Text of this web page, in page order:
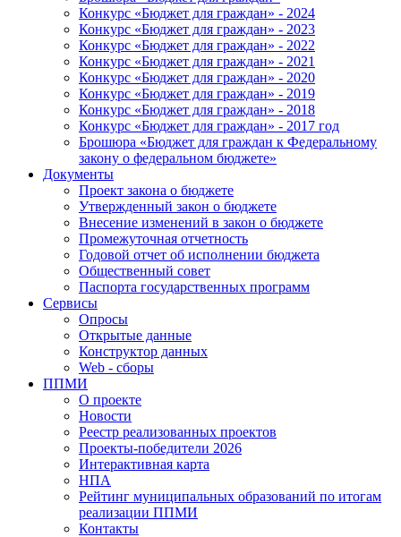
Конкурс «Бюджет для граждан» - 2024
Конкурс «Бюджет для граждан» - 2023
Конкурс «Бюджет для граждан» - 2022
Конкурс «Бюджет для граждан» - 2021
Конкурс «Бюджет для граждан» - 2020
Конкурс «Бюджет для граждан» - 2019
Конкурс «Бюджет для граждан» - 2018
Конкурс «Бюджет для граждан» - 2017 год
Брошюра «Бюджет для граждан к Федеральному
закону о федеральном бюджете»
Документы
Проект закона о бюджете
Утвержденный закон о бюджете
Внесение изменений в закон о бюджете
Промежуточная отчетность
Годовой отчет об исполнении бюджета
Общественный совет
Паспорта государственных программ
Сервисы
Опросы
Открытые данные
Конструктор данных
Web - сборы
ППМИ
О проекте
Новости
Реестр реализованных проектов
Проекты-победители 2026
Интерактивная карта
НПА
Рейтинг муниципальных образований по итогам
реализации ППМИ
Контакты